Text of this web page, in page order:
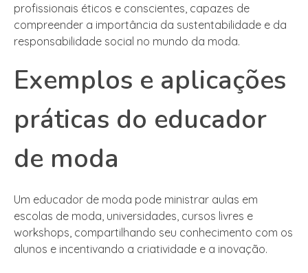
profissionais éticos e conscientes, capazes de
compreender a importância da sustentabilidade e da
responsabilidade social no mundo da moda.
Exemplos e aplicações
práticas do educador
de moda
Um educador de moda pode ministrar aulas em
escolas de moda, universidades, cursos livres e
workshops, compartilhando seu conhecimento com os
alunos e incentivando a criatividade e a inovação.